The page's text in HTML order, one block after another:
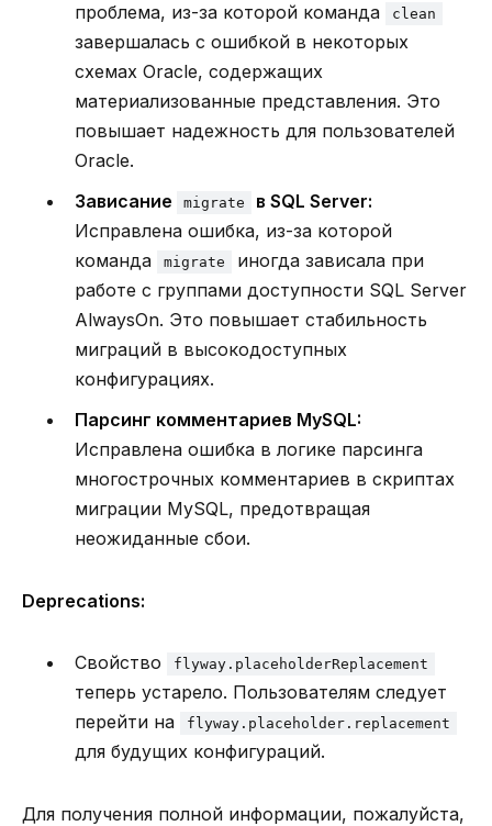
проблема, из-за которой команда
clean
завершалась с ошибкой в некоторых
схемах Oracle, содержащих
материализованные представления. Это
повышает надежность для пользователей
Oracle.
Зависание
migrate
в SQL Server:
Исправлена ошибка, из-за которой
команда
migrate
иногда зависала при
работе с группами доступности SQL Server
AlwaysOn. Это повышает стабильность
миграций в высокодоступных
конфигурациях.
Парсинг комментариев MySQL:
Исправлена ошибка в логике парсинга
многострочных комментариев в скриптах
миграции MySQL, предотвращая
неожиданные сбои.
Deprecations:
Свойство flyway.placeholderReplacement
теперь устарело. Пользователям следует
перейти на
flyway.placeholder.replacement
для будущих конфигураций.
Для получения полной информации, пожалуйста,